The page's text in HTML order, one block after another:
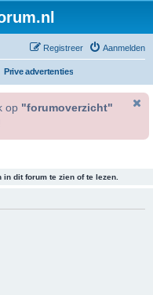
Aanmelden
Registreer
Prive advertenties
op "forumoverzicht"
dit forum te zien of te lezen.